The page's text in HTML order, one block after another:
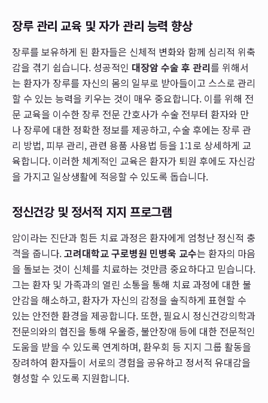
장루 관리 교육 및 자가 관리 능력 향상
장루를 보유하게 된 환자들은 신체적 변화와 함께 심리적 위축
감을 겪기 쉽습니다. 성공적인 대장암 수술 후 관리를 위해서
는 환자가 장루를 자신의 몸의 일부로 받아들이고 스스로 관리
할 수 있는 능력을 키우는 것이 매우 중요합니다. 이를 위해 전
문 교육을 이수한 장루 전문 간호사가 수술 전부터 환자와 만
나 장루에 대한 정확한 정보를 제공하고, 수술 후에는 장루 관
리 방법, 피부 관리, 관련 용품 사용법 등을 1:1로 상세하게 교
육합니다. 이러한 체계적인 교육은 환자가 퇴원 후에도 자신감
을 가지고 일상생활에 적응할 수 있도록 돕습니다.
정신건강 및 정서적 지지 프로그램
암이라는 진단과 힘든 치료 과정은 환자에게 엄청난 정신적 충
격을 줍니다.고려대학교 구로병원 민병욱 교수는 환자의 마음
을 돌보는 것이 신체를 치료하는 것만큼 중요하다고 믿습니다.
그는 환자 및 가족과의 열린 소통을 통해 치료 과정에 대한 불
안감을 해소하고, 환자가 자신의 감정을 솔직하게 표현할 수
있는 안전한 환경을 제공합니다. 또한, 필요시 정신건강의학과
전문의와의 협진을 통해 우울증, 불안장애 등에 대한 전문적인
도움을 받을 수 있도록 연계하며, 환우회 등 지지 그룹 활동을
장려하여 환자들이 서로의 경험을 공유하고 정서적 유대감을
형성할 수 있도록 지원합니다.